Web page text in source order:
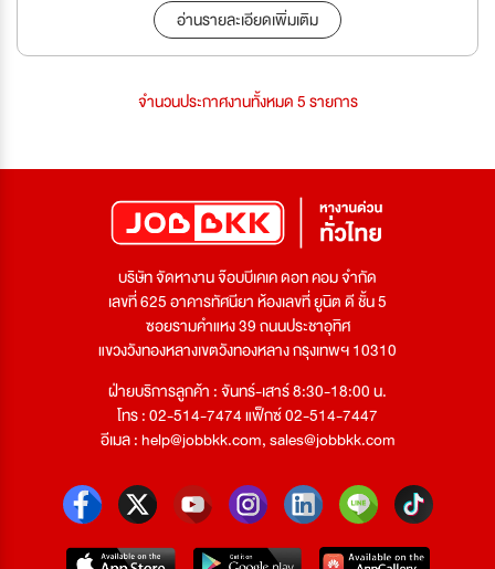
อ่านรายละเอียดเพิ่มเติม
จำนวนประกาศงานทั้งหมด 5 รายการ
บริษัท จัดหางาน จ๊อบบีเคเค ดอท คอม จำกัด
เลขที่ 625 อาคารทัศนียา ห้องเลขที่ ยูนิต ดี ชั้น 5
ซอยรามคำแหง 39 ถนนประชาอุทิศ
แขวงวังทองหลางเขตวังทองหลาง กรุงเทพฯ 10310
ฝ่ายบริการลูกค้า : จันทร์-เสาร์ 8:30-18:00 น.
โทร : 02-514-7474 แฟ็กซ์ 02-514-7447
อีเมล :help@jobbkk.com,sales@jobbkk.com